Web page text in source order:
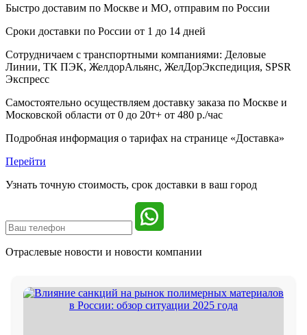
Быстро доставим по Москве и МО, отправим по России
Сроки доставки по России от 1 до 14 дней
Сотрудничаем с транспортными компаниями: Деловые
Линии, ТК ПЭК, ЖелдорАльянс, ЖелДорЭкспедиция, SPSR
Экспресс
Самостоятельно осуществляем доставку заказа по Москве и
Московской области от 0 до 20т+ от 480 р./час
Подробная информация о тарифах на странице «Доставка»
Перейти
Узнать точную стоимость, срок доставки в ваш город
Отраслевые новости и новости компании